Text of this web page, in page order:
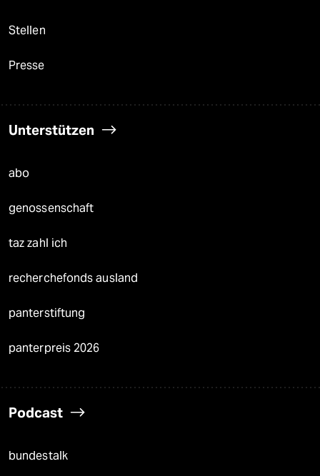
Stellen
Presse
Unterstützen
abo
genossenschaft
taz zahl ich
recherchefonds ausland
panterstiftung
panterpreis 2026
Podcast
bundestalk